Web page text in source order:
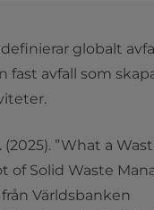
globalt
fast avfall som
”What a
of Solid Waste
Världsbanken